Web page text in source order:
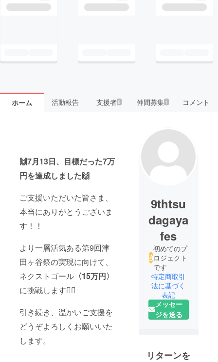
ホーム 活動報告 支援者8 仲間募集 1 コメント
🙌7月13日、 目標だった7万
円を達成しました🙌
ご支援いただいた皆さま、
本当にありがとうございま
す！！
より一層活気ある第9回津
田ヶ谷祭の実現に向けて、
ネクストゴール 〈15万円〉
に挑戦します❤️‍🔥
引き続き、温かいご支援を
どうぞよろしくお願いいた
します。
9thtsu
dagaya
fes
初めてのプ
ロジェクト
です
特定商取引
法に基づく
表記
メッセー
ジを送る
リターンを